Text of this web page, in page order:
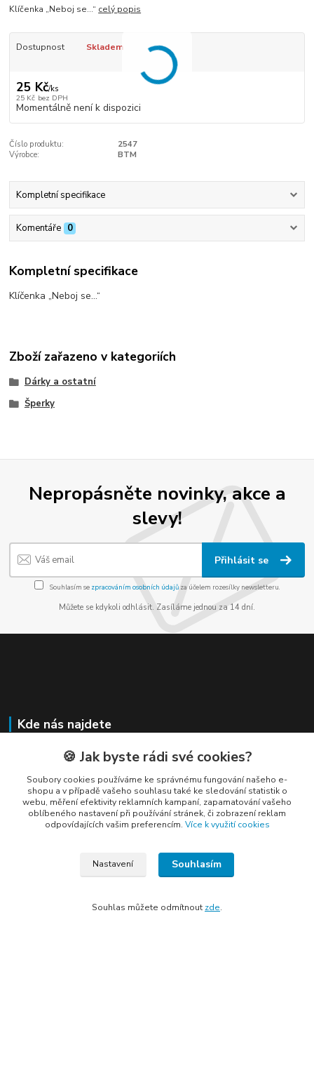
Klíčenka „Neboj se…“ celý popis
Dostupnost Skladem
25 Kč/ks
25 Kč bez DPH
Momentálně není k dispozici
Číslo produktu:
2547
Výrobce:
BTM
Kompletní specifikace
Komentáře 0
Kompletní specifikace
Klíčenka „Neboj se…“
Zboží zařazeno v kategoriích
Dárky a ostatní
Šperky
Nepropásněte novinky, akce a
slevy!
Přihlásit se
Souhlasím se zpracováním osobních údajůza účelem rozesílky newsletteru.
Můžete se kdykoli odhlásit. Zasíláme jednou za 14 dní.
Kde nás najdete
Náměstí Míru 551
Třinec, 739 61
🍪 Jak byste rádi své cookies?
Soubory cookies používáme ke správnému fungování našeho e-
shopu a v případě vašeho souhlasu také ke sledování statistik o
webu, měření efektivity reklamních kampaní, zapamatování vašeho
oblíbeného nastavení při používání stránek, či zobrazení reklam
odpovídajících vašim preferencím. Více k využití cookies
Nastavení Souhlasím
Souhlas můžete odmítnout zde.